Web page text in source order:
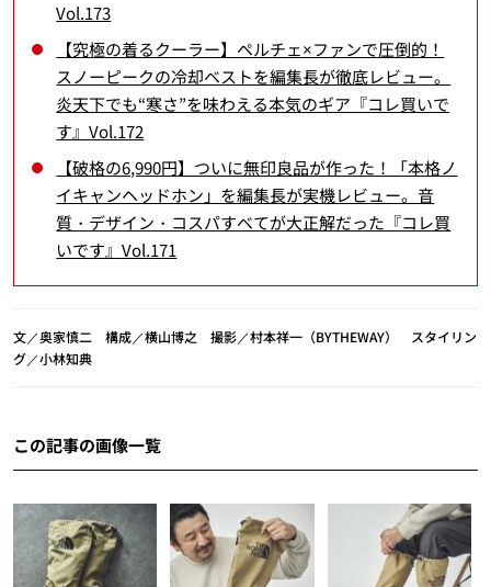
Vol.173
【究極の着るクーラー】ペルチェ×ファンで圧倒的！
スノーピークの冷却ベストを編集長が徹底レビュー。
炎天下でも“寒さ”を味わえる本気のギア『コレ買いで
す』Vol.172
【破格の6,990円】ついに無印良品が作った！「本格ノ
イキャンヘッドホン」を編集長が実機レビュー。音
質・デザイン・コスパすべてが大正解だった『コレ買
いです』Vol.171
文／奥家慎二 構成／横山博之 撮影／村本祥一（BYTHEWAY） スタイリン
グ／小林知典
この記事の画像一覧